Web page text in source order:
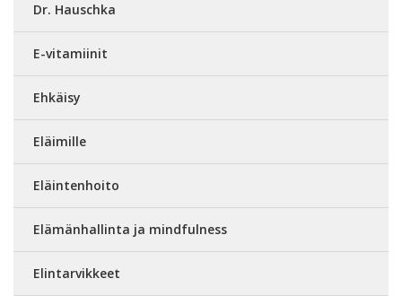
Dr. Hauschka
E-vitamiinit
Ehkäisy
Eläimille
Eläintenhoito
Elämänhallinta ja mindfulness
Elintarvikkeet